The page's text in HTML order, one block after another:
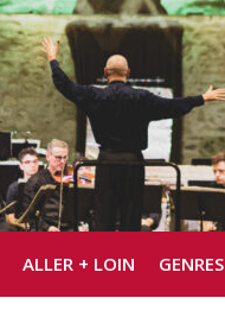
ALLER + LOIN GENRES